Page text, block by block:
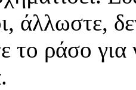
άλλωστε,
το ράσο